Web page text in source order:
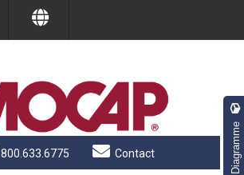
800.633.6775 Contact Diagramme